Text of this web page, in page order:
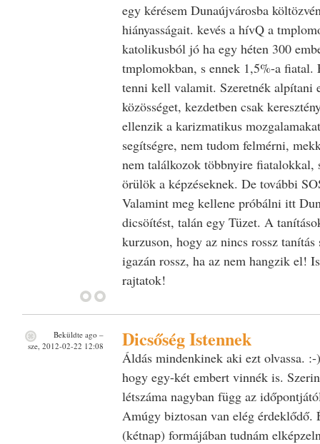
egy kérésem Dunaújvárosba
hiányasságait. kevés a hívQ a
katolikusból jó ha egy héten 300
tmplomokban, s ennek 1,5%-a fiatal.
tenni kell valamit. Szeretnék alpítani
közösséget, kezdetben csak
ellenzik a karizmatikus
segítségre, nem tudom felmérni,
nem találkozok többnyire fiatalokkal,
örülök a képzéseknek. De további
Valamint meg kellene próbálni itt
dicsöítést, talán egy Tüzet. A
kurzuson, hogy az nincs rossz
igazán rossz, ha az nem hangzik el!
rajtatok!
Dicsőség Istennek
Áldás mindenkinek aki ezt olvassa.
hogy egy-két embert vinnék is.
létszáma nagyban függ az
Amúgy biztosan van elég érdeklődő.
(kétnap) formájában tudnám
Beküldte ago –
sze, 2012-02-22 12:08